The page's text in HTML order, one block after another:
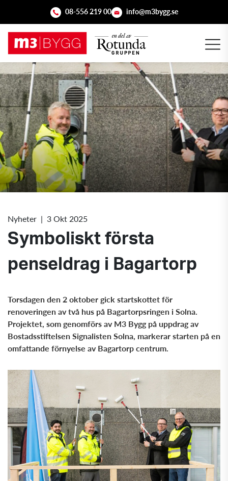
08-556 219 00 info@m3bygg.se
Nyheter | 3 Okt 2025
Symboliskt första
penseldrag i Bagartorp
Torsdagen den 2 oktober gick startskottet för
renoveringen av två hus på Bagartorpsringen i Solna.
Projektet, som genomförs av M3 Bygg på uppdrag av
Bostadsstiftelsen Signalisten Solna, markerar starten på en
omfattande förnyelse av Bagartorp centrum.